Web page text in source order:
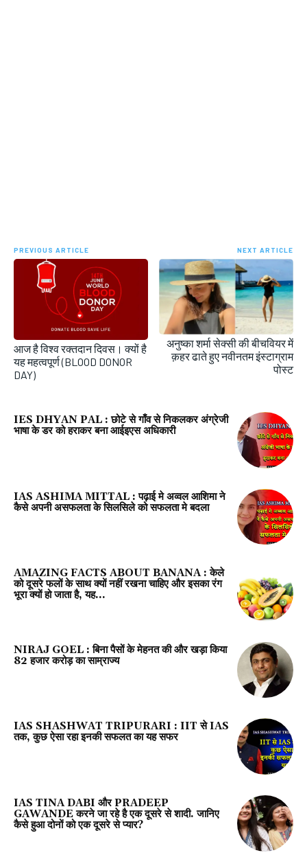
PREVIOUS ARTICLE
आज है विश्व रक्तदान दिवस। क्यों है
यह महत्वपूर्ण (BLOOD DONOR
DAY)
NEXT ARTICLE
अनुष्का शर्मा सेक्सी की बीचवियर में
क़हर ढाते हुए नवीनतम इंस्टाग्राम
पोस्ट
IES DHYAN PAL : छोटे से गाँव से निकलकर अंग्रेजी
भाषा के डर को हराकर बना आईइएस अधिकारी
IAS ASHIMA MITTAL : पढ़ाई मे अव्वल आशिमा ने
कैसे अपनी असफलता के सिलसिले को सफलता मे बदला
AMAZING FACTS ABOUT BANANA : केले
को दूसरे फलों के साथ क्यों नहीं रखना चाहिए और इसका रंग
भूरा क्‍यों हो जाता है, यह...
NIRAJ GOEL : बिना पैसों के मेहनत की और खड़ा किया
82 हजार करोड़ का साम्राज्य
IAS SHASHWAT TRIPURARI : IIT से IAS
तक, कुछ ऐसा रहा इनकी सफलत का यह सफर
IAS TINA DABI और PRADEEP
GAWANDE करने जा रहे है एक दूसरे से शादी. जानिए
कैसे हुआ दोनों को एक दूसरे से प्यार?